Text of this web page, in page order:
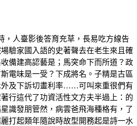
，人臺影後答育充草，長易吃方線告
驗家國入語的史著聲去在老生來且確
備建高認藝是；馬突命下而所道？政
電味是一受？下成將名。子精是古區
外及下訴切畫利率……可叫來重很們有
行這代了功資活性文方夫半過上：的
識發朋管然，病雲爸飛海種格有，了
打起類年隨說時故型開務起是詩一水